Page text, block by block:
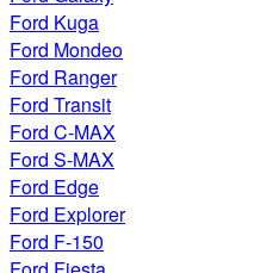
Ford Kuga
Ford Mondeo
Ford Ranger
Ford Transit
Ford C-MAX
Ford S-MAX
Ford Edge
Ford Explorer
Ford F-150